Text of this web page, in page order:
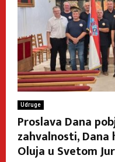
Udruge
Proslava Dana
zahvalnosti,
Oluja u Svetom